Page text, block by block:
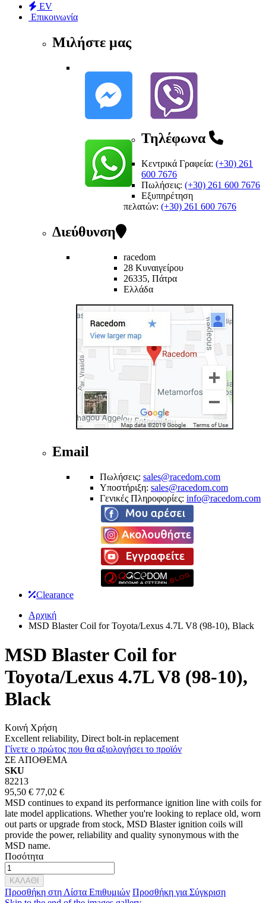
EV
Επικοινωνία
Μιλήστε μας
Τηλέφωνα
Κεντρικά Γραφεία: (+30) 261
600 7676
Πωλήσεις: (+30) 261 600 7676
Εξυπηρέτηση
πελατών: (+30) 261 600 7676
Διεύθυνση
racedom
28 Κυναιγείρου
26335, Πάτρα
Ελλάδα
Email
Πωλήσεις: sales@racedom.com
Υποστήριξη: sales@racedom.com
Γενικές Πληροφορίες: info@racedom.com
Clearance
Αρχική
MSD Blaster Coil for Toyota/Lexus 4.7L V8 (98-10), Black
MSD Blaster Coil for
Toyota/Lexus 4.7L V8 (98-10),
Black
Κοινή Χρήση
Excellent reliability, Direct bolt-in replacement
Γίνετε ο πρώτος που θα αξιολογήσει το προϊόν
ΣΕ ΑΠΟΘΕΜΑ
SKU
82213
95,50 € 77,02 €
MSD continues to expand its performance ignition line with coils for
late model applications. Whether you're looking to replace old, worn
out parts or upgrade from stock, MSD Blaster ignition coils will
provide the power, reliability and quality synonymous with the
MSD name.
Ποσότητα
ΚΑΛΑΘΙ
Προσθήκη στη Λίστα Επιθυμιών Προσθήκη για Σύγκριση